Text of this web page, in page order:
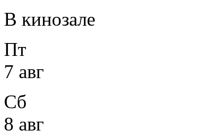
В кинозале
Пт
7 авг
Сб
8 авг